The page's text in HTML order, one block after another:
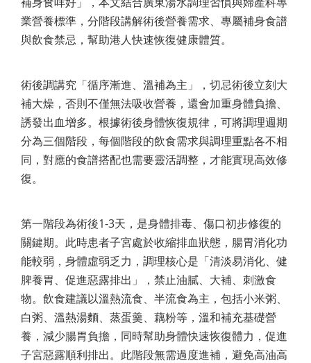
業營養標準，分階段講解術後營養需求、專屬補身食譜
與飲食禁忌，幫助港人快速恢復健康體質。
術後調講究「循序漸進、溫補為主」，切忌術後立刻大
補大燥，否則不僅無法吸收營養，還會加重身體負擔、
誘發出血增多。根據術後身體恢復規律，可將調理週期
分為三個階段，每個階段的飲食需求與調理重點各不相
同，對應的食譜搭配也需要靈活調整，才能實現高效修
復。
第一階段為術後1-3天，是身體排毒、傷口初步修復的
關鍵期。此時患者子宮處於收縮排血狀態，腸胃消化功
能較弱，身體虛弱乏力，調理核心是「清淡易消化、健
脾養胃、促進惡露排出」，禁止油膩、大補、刺激食
物。飲食建議以溫熱流食、半流食為主，包括小米粥、
白粥、溫熱湯麵、蒸蛋羹、藕粉等，溫和補充基礎營
養，減少腸胃負擔，同時幫助身體快速恢復體力，促進
子宮惡露順利排出。此階段無需過度進補，避免高油高